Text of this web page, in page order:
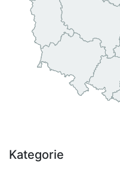
Kategorie